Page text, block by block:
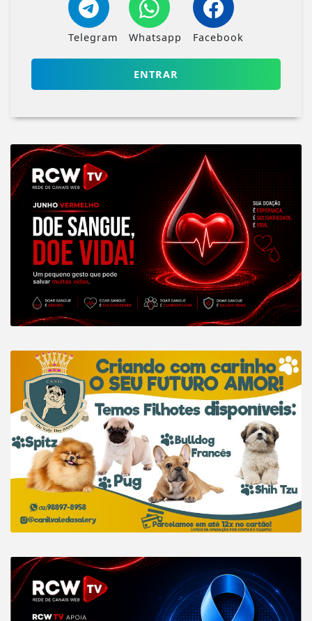
Telegram Whatsapp Facebook
ENTRAR